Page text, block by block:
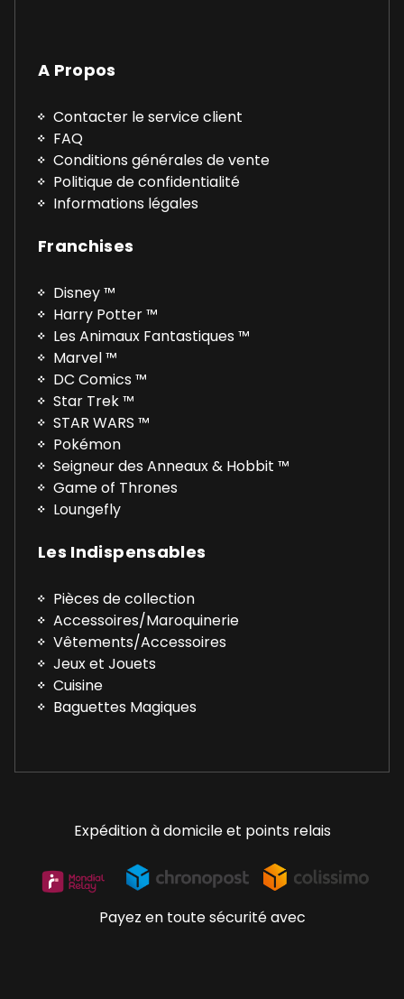
A Propos
Contacter le service client
FAQ
Conditions générales de vente
Politique de confidentialité
Informations légales
Franchises
Disney ™
Harry Potter ™
Les Animaux Fantastiques ™
Marvel ™
DC Comics ™
Star Trek ™
STAR WARS ™
Pokémon
Seigneur des Anneaux & Hobbit ™
Game of Thrones
Loungefly
Les Indispensables
Pièces de collection
Accessoires/Maroquinerie
Vêtements/Accessoires
Jeux et Jouets
Cuisine
Baguettes Magiques
Expédition à domicile et points relais
Payez en toute sécurité avec